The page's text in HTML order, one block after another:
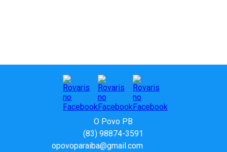
O Povo PB
(83) 98874-3591
opovoparaiba@gmail.com